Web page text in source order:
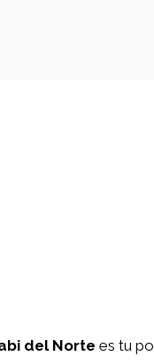
del Norte es tu